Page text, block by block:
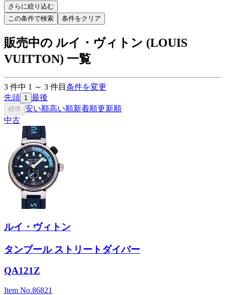
さらに絞り込む
この条件で検索
条件をクリア
販売中の ルイ・ヴィトン (LOUIS
VUITTON) 一覧
3 件中 1 ～ 3 件目 条件を変更
先頭 1 最後
標準 安い順高い順新着順更新順
中古
ルイ・ヴィトン
タンブール ストリートダイバー
QA121Z
Item No.86821